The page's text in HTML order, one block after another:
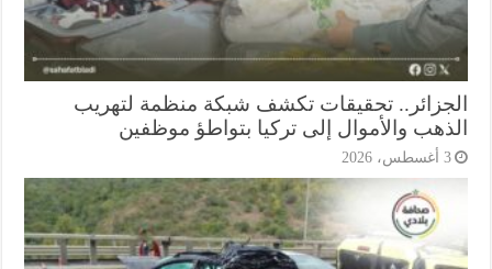
تحقيقات تكشف شبكة منظمة لتهريب
والأموال إلى تركيا بتواطؤ موظفين